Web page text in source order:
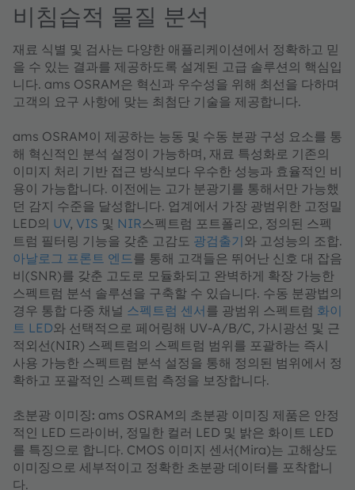
비침습적 물질 분석
재료 식별 및 검사는 다양한 애플리케이션에서 정확하고 믿
을 수 있는 결과를 제공하도록 설계된 고급 솔루션의 핵심입
니다. ams OSRAM은 혁신과 우수성을 위해 최선을 다하며
고객의 요구 사항에 맞는 최첨단 기술을 제공합니다.
ams OSRAM이 제공하는 능동 및 수동 분광 구성 요소를 통
해 혁신적인 분석 설정이 가능하며, 재료 특성화로 기존의
이미지 처리 기반 접근 방식보다 우수한 성능과 효율적인 비
용이 가능합니다. 이전에는 고가 분광기를 통해서만 가능했
던 감지 수준을 달성합니다. 업계에서 가장 광범위한 고정밀
LED의 UV, VIS 및 NIR스펙트럼 포트폴리오, 정의된 스펙
트럼 필터링 기능을 갖춘 고감도 광검출기와 고성능의 조합.
아날로그 프론트 엔드를 통해 고객들은 뛰어난 신호 대 잡음
비(SNR)를 갖춘 고도로 모듈화되고 완벽하게 확장 가능한
스펙트럼 분석 솔루션을 구축할 수 있습니다. 수동 분광법의
경우 통합 다중 채널 스펙트럼 센서를 광범위 스펙트럼 화이
트 LED와 선택적으로 페어링해 UV-A/B/C, 가시광선 및 근
적외선(NIR) 스펙트럼의 스펙트럼 범위를 포괄하는 즉시
사용 가능한 스펙트럼 분석 설정을 통해 정의된 범위에서 정
확하고 포괄적인 스펙트럼 측정을 보장합니다.
초분광 이미징: ams OSRAM의 초분광 이미징 제품은 안정
적인 LED 드라이버, 정밀한 컬러 LED 및 밝은 화이트 LED
를 특징으로 합니다. CMOS 이미지 센서(Mira)는 고해상도
이미징으로 세부적이고 정확한 초분광 데이터를 포착합니
다.